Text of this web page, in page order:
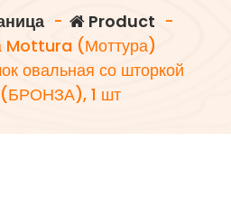
- Product -
Mottura (Моттура)
овальная со шторкой
1 шт